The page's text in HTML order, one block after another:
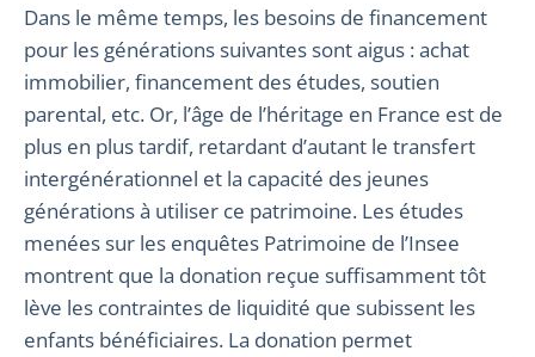
Dans le même temps, les besoins de financement
pour les générations suivantes sont aigus : achat
immobilier, financement des études, soutien
parental, etc. Or, l’âge de l’héritage en France est de
plus en plus tardif, retardant d’autant le transfert
intergénérationnel et la capacité des jeunes
générations à utiliser ce patrimoine. Les études
menées sur les enquêtes Patrimoine de l’Insee
montrent que la donation reçue suffisamment tôt
lève les contraintes de liquidité que subissent les
enfants bénéficiaires. La donation permet